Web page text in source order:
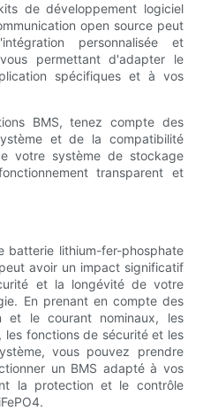
de développement logiciel
open source peut
personnalisée et
permettant d'adapter le
spécifiques et à vos
BMS, tenez compte des
et de la compatibilité
votre système de stockage
transparent et
batterie lithium-fer-phosphate
avoir un impact significatif
et la longévité de votre
En prenant en compte des
et le courant nominaux, les
les fonctions de sécurité et les
vous pouvez prendre
un BMS adapté à vos
la protection et le contrôle